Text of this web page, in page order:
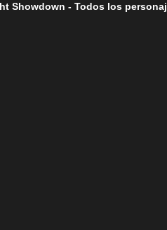
Showdown - Todos los